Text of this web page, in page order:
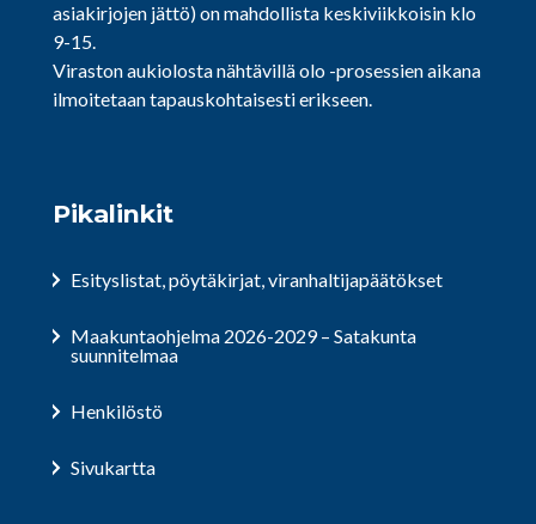
asiakirjojen jättö) on mahdollista keskiviikkoisin klo
9-15.
Viraston aukiolosta nähtävillä olo -prosessien aikana
ilmoitetaan tapauskohtaisesti erikseen.
Pikalinkit
Esityslistat, pöytäkirjat, viranhaltijapäätökset
Maakuntaohjelma 2026-2029 – Satakunta
suunnitelmaa
Henkilöstö
Sivukartta